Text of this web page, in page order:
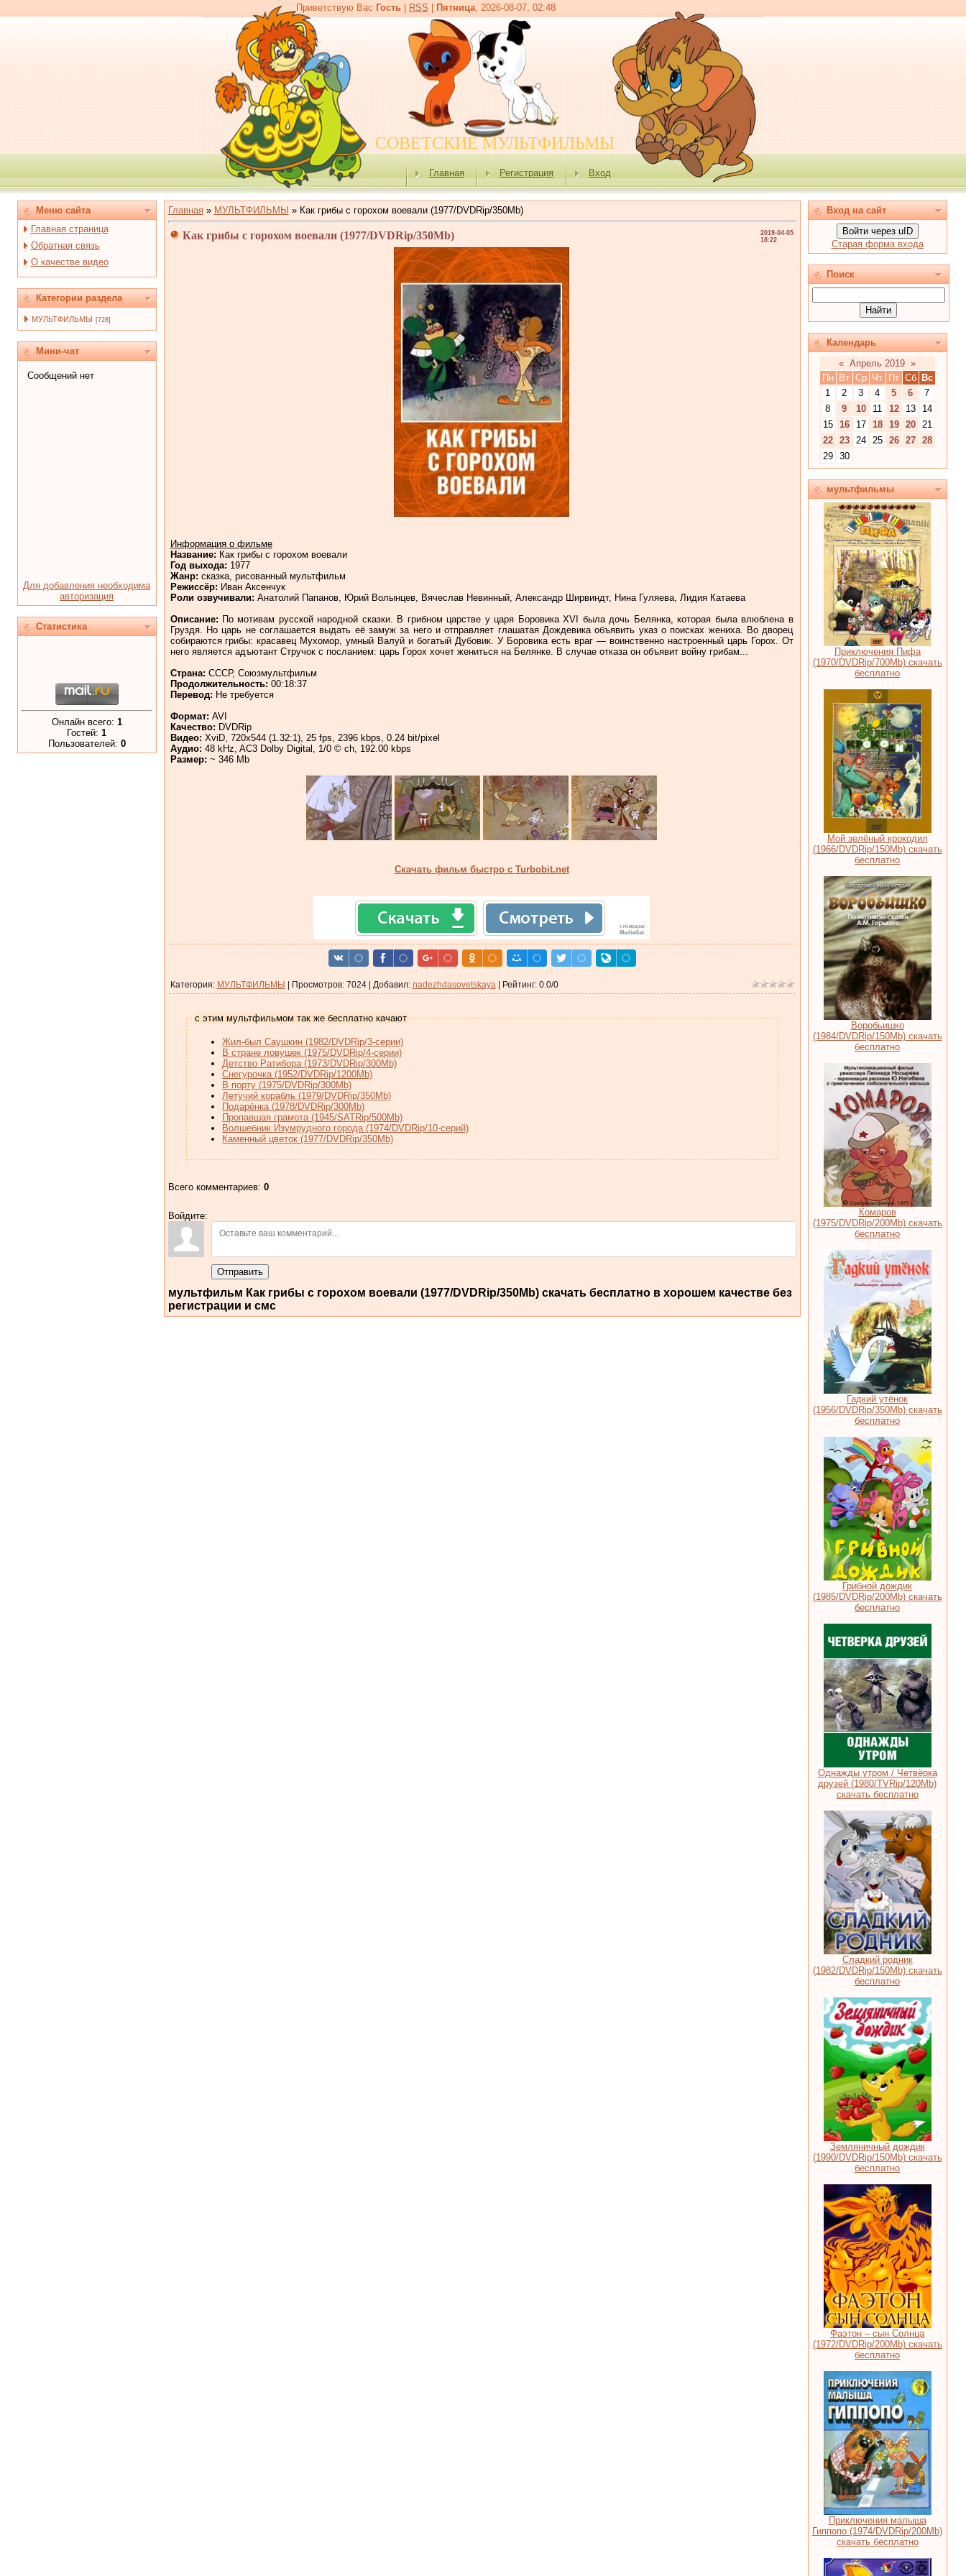
Приветствую Вас Гость RSS Пятница, 2026-08-07, 02:48
СОВЕТСКИЕ МУЛЬТФИЛЬМЫ
Главная Регистрация Вход
Меню сайта
Главная страница
Обратная связь
О качестве видео
Категории раздела
МУЛЬТФИЛЬМЫ [728]
Мини-чат
Для добавления необходима
авторизация
Статистика
Онлайн всего: 1
Гостей: 1
Пользователей: 0
Главная» МУЛЬТФИЛЬМЫ » Как грибы с горохом воевали (1977/DVDRip/350Mb)
2019-04-05
18:22
Как грибы с горохом воевали (1977/DVDRip/350Mb)
Информация о фильме
Название: Как грибы с горохом воевали
Год выхода: 1977
Жанр: сказка, рисованный мультфильм
Режиссёр: Иван Аксенчук
Роли озвучивали: Анатолий Папанов, Юрий Волынцев, Вячеслав Невинный, Александр Ширвиндт, Нина Гуляева, Лидия Катаева
Описание: По мотивам русской народной сказки. В грибном царстве у царя Боровика XVI была дочь Белянка, которая была влюблена в
Груздя. Но царь не соглашается выдать её замуж за него и отправляет глашатая Дождевика объявить указ о поисках жениха. Во дворец
собираются грибы: красавец Мухомор, умный Валуй и богатый Дубовик. У Боровика есть враг — воинственно настроенный царь Горох. От
него является адъютант Стручок с посланием: царь Горох хочет жениться на Белянке. В случае отказа он объявит войну грибам...
Страна: СССР, Союзмультфильм
Продолжительность: 00:18:37
Перевод: Не требуется
Формат: AVI
Качество: DVDRip
Видео: XviD, 720x544 (1.32:1), 25 fps, 2396 kbps, 0.24 bit/pixel
Аудио: 48 kHz, AC3 Dolby Digital, 1/0 © ch, 192.00 kbps
Размер: ~ 346 Mb
Скачать фильм быстро с Turbobit.net
Категория: МУЛЬТФИЛЬМЫ Просмотров: 7024| Добавил: nadezhdasovetskaya Рейтинг: 0.0/0
с этим мультфильмом так же бесплатно качают
Жил-был Саушкин (1982/DVDRip/3-серии)
В стране ловушек (1975/DVDRip/4-серии)
Детство Ратибора (1973/DVDRip/300Mb)
Снегурочка (1952/DVDRip/1200Mb)
В порту (1975/DVDRip/300Mb)
Летучий корабль (1979/DVDRip/350Mb)
Подарёнка (1978/DVDRip/300Mb)
Пропавшая грамота (1945/SATRip/500Mb)
Волшебник Изумрудного города (1974/DVDRip/10-серий)
Каменный цветок (1977/DVDRip/350Mb)
Всего комментариев: 0
Войдите:
Отправить
мультфильм Как грибы с горохом воевали (1977/DVDRip/350Mb) скачать бесплатно в хорошем качестве без
регистрации и смс
Вход на сайт
Войти через uID
Старая форма входа
Поиск
Календарь
« Апрель 2019 »
Пн
Вт Ср Чт Пт Сб
Вс
1
2 3 4 5 6
7
8
9 10 11 12 13
14
15
16 17 18 19 20
21
22
23 24 25 26 27
28
29
30
мультфильмы
Приключения Пифа
(1970/DVDRip/700Mb) скачать
бесплатно
Мой зелёный крокодил
(1966/DVDRip/150Mb) скачать
бесплатно
Воробьишко
(1984/DVDRip/150Mb) скачать
бесплатно
Комаров
(1975/DVDRip/200Mb) скачать
бесплатно
Гадкий утёнок
(1956/DVDRip/350Mb) скачать
бесплатно
Грибной дождик
(1985/DVDRip/200Mb) скачать
бесплатно
Однажды утром / Четвёрка
друзей (1980/TVRip/120Mb)
скачать бесплатно
Сладкий родник
(1982/DVDRip/150Mb) скачать
бесплатно
Земляничный дождик
(1990/DVDRip/150Mb) скачать
бесплатно
Фаэтон – сын Солнца
(1972/DVDRip/200Mb) скачать
бесплатно
Приключения малыша
Гиппопо (1974/DVDRip/200Mb)
скачать бесплатно